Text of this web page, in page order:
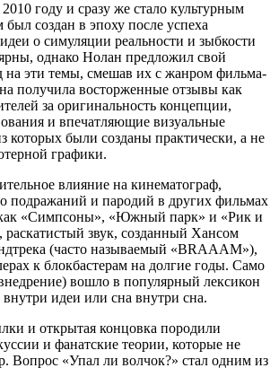
году и сразу же стало культурным
создан в эпоху после успеха
о симуляции реальности и зыбкости
однако Нолан предложил свой
на эти темы, смешав их с жанром фильма-
получила восторженные отзывы как
за оригинальность концепции,
и впечатляющие визуальные
которых были созданы практически, а не
графики.
влияние на кинематограф,
подражаний и пародий в других фильмах
как «Симпсоны», «Южный парк» и «Рик и
звук, созданный Хансом
(часто называемый «BRAAAM»),
к блокбастерам на долгие годы. Само
вошло в популярный лексикон
идеи или сна внутри сна.
и открытая концовка породили
и фанатские теории, которые не
Вопрос «Упал ли волчок?» стал одним из